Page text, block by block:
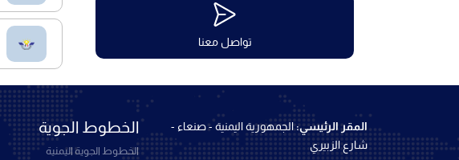
تواصل معنا
المقر الرئيسي:الجمهورية اليمنية - صنعاء -
شارع الزبيري
الخطوط الجوية
الخطوط الجوية اليمنية